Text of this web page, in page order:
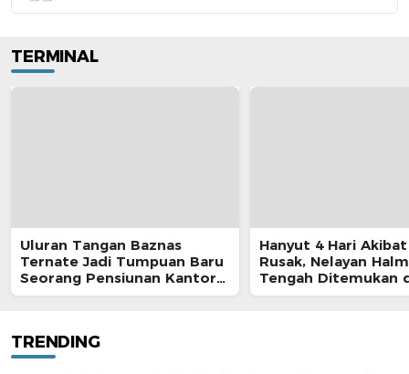
TERMINAL
Uluran Tangan Baznas
Ternate Jadi Tumpuan Baru
Seorang Pensiunan Kantor
Pos
Hanyut 4 Hari
Rusak, Nelayan
Tengah Ditemukan
Morotai
TRENDING